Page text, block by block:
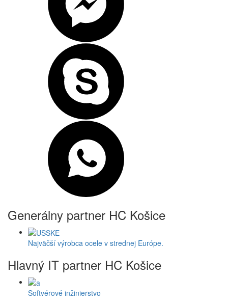
Generálny partner HC Košice
Najväčší výrobca ocele v strednej Európe.
Hlavný IT partner HC Košice
Softvérové inžinierstvo